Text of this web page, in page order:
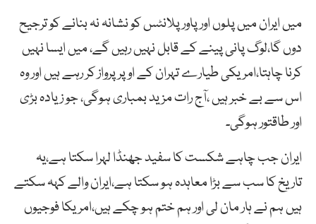
میں ایران میں پلوں اور پاور پلانٹس کو نشانہ نہ بنانے کو ترجیح
دوں گا،لوگ پانی پینے کے قابل نہیں رہیں گے، میں ایسا نہیں
کرنا چاہتا،امریکی طیارے تہران کے اوپر پرواز کر رہے ہیں اور وہ
اس سے بے خبر ہیں ،آج رات مزید بمباری ہوگی، جو زیادہ بڑی
اور طاقتور ہوگی۔
ایران جب چاہے شکست کا سفید جھنڈا لہرا سکتا ہے،یہ
تاریخ کا سب سے بڑا معاہدہ ہو سکتا ہے،ایران والے کہہ سکتے
ہیں ہم نے ہار مان لی اور ہم ختم ہو چکے ہیں،امریکا فوجیوں